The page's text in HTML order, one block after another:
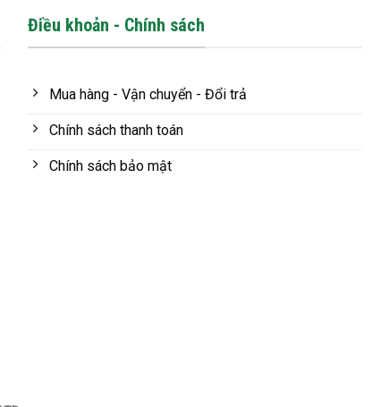
Điều khoản - Chính sách
Mua hàng - Vận chuyển - Đổi trả
Chính sách thanh toán
Chính sách bảo mật